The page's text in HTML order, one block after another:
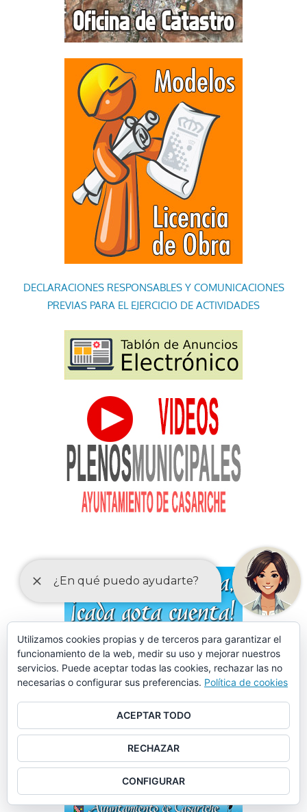
DECLARACIONES RESPONSABLES Y COMUNICACIONES
PREVIAS PARA EL EJERCICIO DE ACTIVIDADES
Utilizamos cookies propias y de terceros para garantizar el
funcionamiento de la web, medir su uso y mejorar nuestros
servicios. Puede aceptar todas las cookies, rechazar las no
necesarias o configurar sus preferencias. Política de cookies
ACEPTAR TODO
RECHAZAR
CONFIGURAR